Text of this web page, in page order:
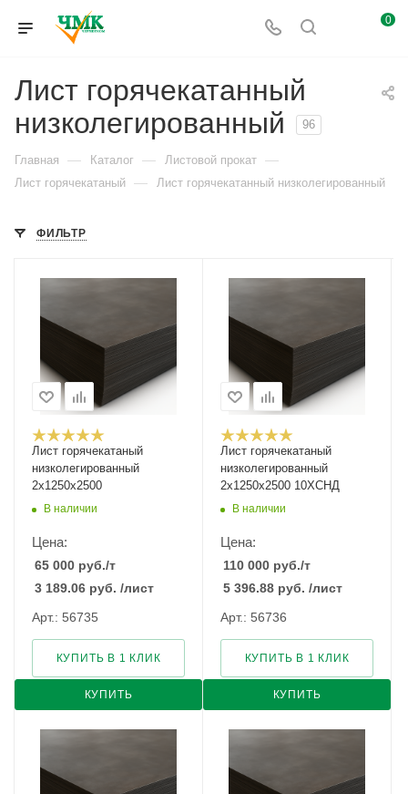
0
Лист горячекатанный
низколегированный
96
Главная — Каталог — Листовой прокат —
Лист горячекатаный — Лист горячекатанный низколегированный
ФИЛЬТР
Лист горячекатаный
низколегированный
2х1250х2500
В наличии
Цена:
65 000 руб./т
3 189.06 руб. /лист
Арт.: 56735
КУПИТЬ
КУПИТЬ В 1 КЛИК
Лист горячекатаный
низколегированный
2х1250х2500 10ХСНД
В наличии
Цена:
110 000 руб./т
5 396.88 руб. /лист
Арт.: 56736
КУПИТЬ
КУПИТЬ В 1 КЛИК